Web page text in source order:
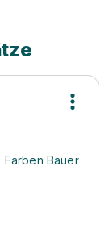
Farben Bauer